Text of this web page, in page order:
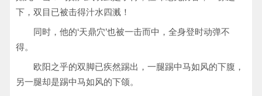
下，双目已被击得汁水四溅！
同时，他的‘天鼎穴’也被一击而中，全身登时动弹不
得。
欧阳之乎的双脚已疾然踢出，一腿踢中马如风的下腹，
另一腿却是踢中马如风的下颌。